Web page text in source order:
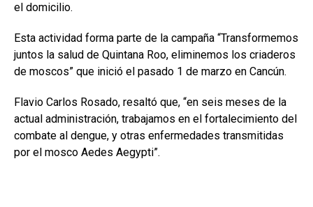
el domicilio.
Esta actividad forma parte de la campaña “Transformemos
juntos la salud de Quintana Roo, eliminemos los criaderos
de moscos” que inició el pasado 1 de marzo en Cancún.
Flavio Carlos Rosado, resaltó que, “en seis meses de la
actual administración, trabajamos en el fortalecimiento del
combate al dengue, y otras enfermedades transmitidas
por el mosco Aedes Aegypti”.